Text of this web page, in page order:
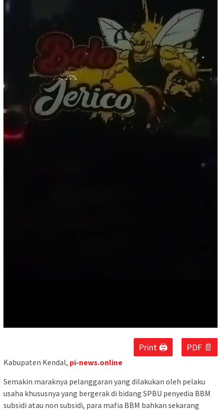
Print 🖨 PDF 📄
Kabupaten Kendal, pi-news.online
Semakin maraknya pelanggaran yang dilakukan oleh pelaku
usaha khususnya yang bergerak di bidang SPBU penyedia BBM
subsidi atau non subsidi, para mafia BBM bahkan sekarang